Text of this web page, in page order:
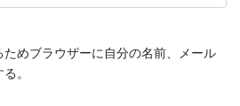
めブラウザーに自分の名前、メール
。